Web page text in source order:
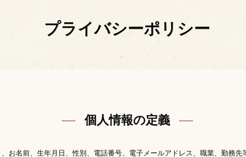
プライバシーポリシー
個人情報の定義
お名前、生年月日、性別、電話番号、電子メールアドレス、職業、勤務先